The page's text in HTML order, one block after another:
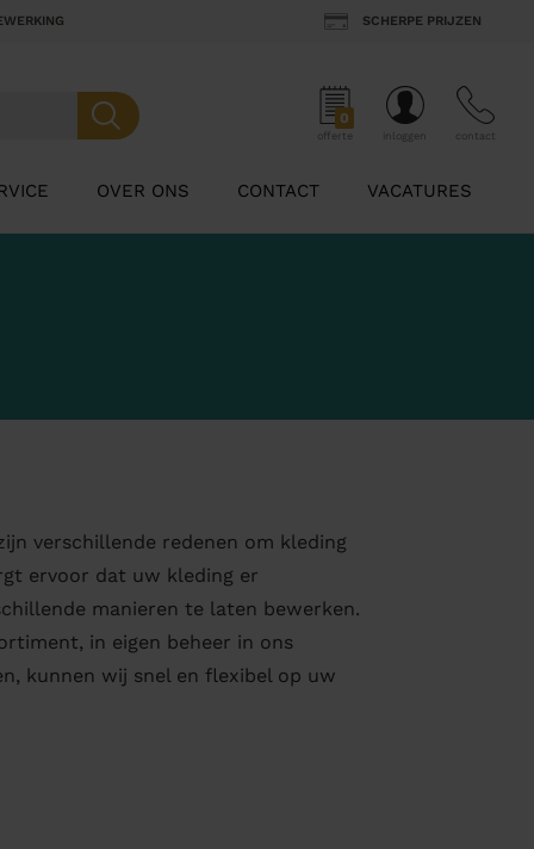
SCHERPE PRIJZEN
0
offerte inloggen contact
OVER ONS CONTACT VACATURES
verschillende redenen om kleding
ervoor dat uw kleding er
manieren te laten bewerken.
in eigen beheer in ons
kunnen wij snel en flexibel op uw